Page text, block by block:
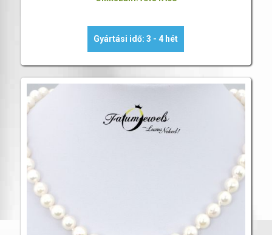
Gyártási idő: 3 - 4 hét